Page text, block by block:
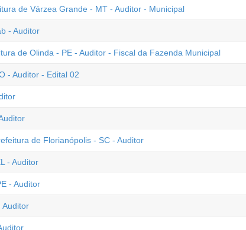
de Várzea Grande - MT - Auditor - Municipal
- Auditor
de Olinda - PE - Auditor - Fiscal da Fazenda Municipal
- Auditor - Edital 02
de Florianópolis - SC - Auditor
- Auditor
- Auditor
Auditor